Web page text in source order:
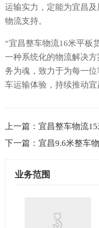
运输实力，定能为宜昌
物流支持。
“宜昌整车物流16米平板
一种系统化的物流解决
务为魂，致力于为每一
车运输体验，持续推动宜
上一篇： 宜昌整车物流
下一篇： 宜昌9.6米整车
业务范围